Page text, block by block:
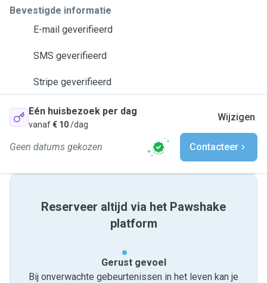
Bevestigde informatie
E-mail geverifieerd
SMS geverifieerd
Stripe geverifieerd
Eén huisbezoek per dag
vanaf€ 10/dag
Wijzigen
Geen datums gekozen Contacteer
Reserveer altijd via het Pawshake
platform
Gerust gevoel
Bij onverwachte gebeurtenissen in het leven kan je